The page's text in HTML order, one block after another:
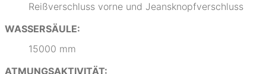
Reißverschluss vorne und Jeansknopfverschluss
WASSERSÄULE:
15000 mm
ATMUNGSAKTIVITÄT: